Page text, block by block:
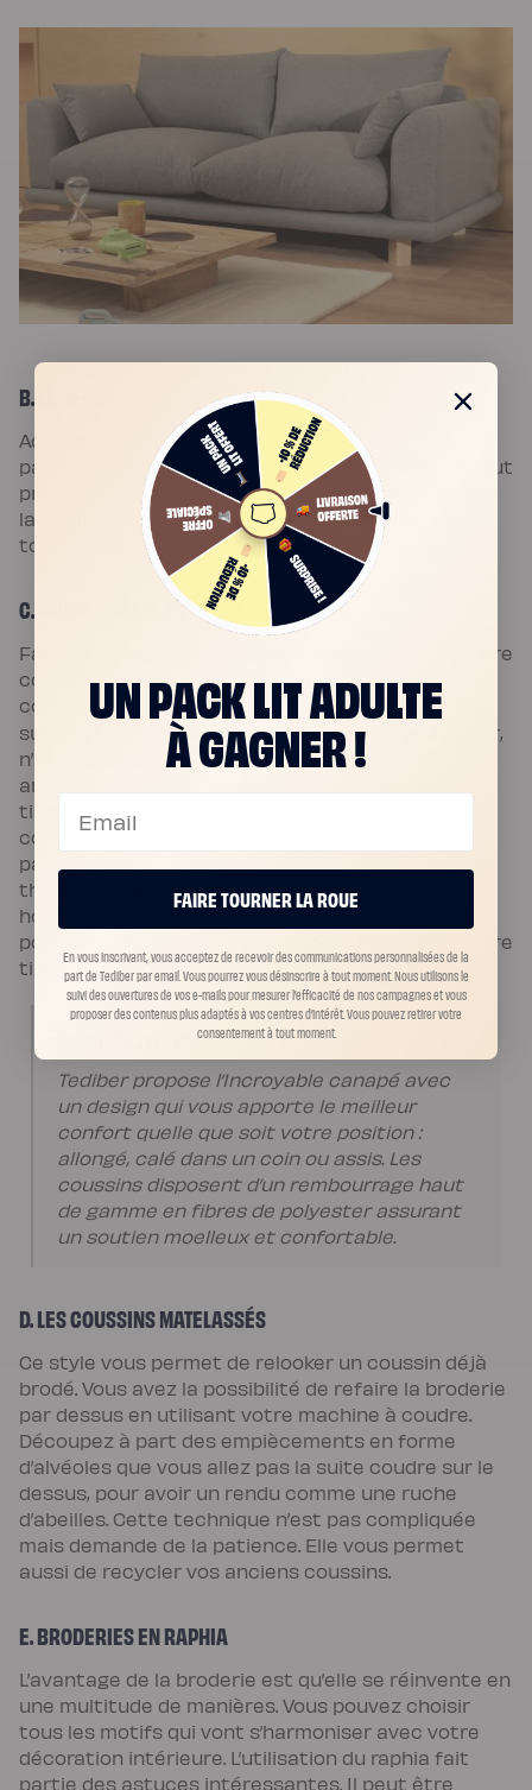
B. LE DENIM
Adepte du recyclage ? Ce style pourra
parfaitement vous convenir. Le jean a comme atout
principal d’être biface. Vous pouvez donc jouer sur
la composition de vos coussins pour apporter la
touche personnelle à votre canapé.
C. JOUER SUR LES HOUSSES DE COUSSIN
Faire soi-même ses coussins permet de laisser libre
cours à son imagination. Et si au lieu de
confectionner de nouveaux coussins, vous misez
sur de nouvelleshousses? Pour les confectionner,
n’hésitez pas à prendre comme modèle les
anciennes. Prenez les mesures et choisissez le
tissu qui vous convient. Si vous préférez plus
confectionner un patron, faites-le. Si vous n’avez
pas de machine à coudre, vous pouvez opter pour
thermocollant à coller sur les rebords de votre
housse. Il vous suffit de passer le fer à repasser
pour que cet accessoire se colle dans le pli de votre
tissu.
LE CHOIX TEDIBER
Tediber propose l’Incroyable canapé avec
un design qui vous apporte le meilleur
confort quelle que soit votre position :
allongé, calé dans un coin ou assis. Les
coussins disposent d’un rembourrage haut
de gamme en fibres de polyester assurant
un soutien moelleux et confortable.
D. LES COUSSINS MATELASSÉS
Ce style vous permet de relooker un coussin déjà
brodé. Vous avez la possibilité de refaire la broderie
par dessus en utilisant votre machine à coudre.
Découpez à part des empiècements en forme
d’alvéoles que vous allez pas la suite coudre sur le
dessus, pour avoir un rendu comme une ruche
d’abeilles. Cette technique n’est pas compliquée
mais demande de la patience. Elle vous permet
aussi de recycler vos anciens coussins.
E. BRODERIES EN RAPHIA
L’avantage de la broderie est qu’elle se réinvente en
une multitude de manières. Vous pouvez choisir
tous les motifs qui vont s’harmoniser avec votre
décoration intérieure. L’utilisation du raphia fait
partie des astuces intéressantes. Il peut être
UN PACK LIT ADULTE
À GAGNER !
FAIRE TOURNER LA ROUE
En vous inscrivant, vous acceptez de recevoir des communications personnalisées de la
part de Tediber par email. Vous pourrez vous désinscrire à tout moment. Nous utilisons le
suivi des ouvertures de vos e-mails pour mesurer l’efficacité de nos campagnes et vous
proposer des contenus plus adaptés à vos centres d’intérêt. Vous pouvez retirer votre
consentement à tout moment.